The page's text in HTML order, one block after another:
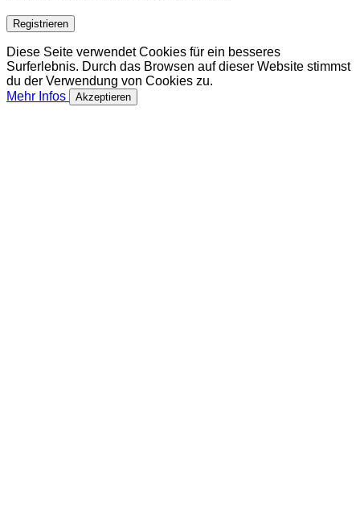
Registrieren
Diese Seite verwendet Cookies für ein besseres
Surferlebnis. Durch das Browsen auf dieser Website stimmst
du der Verwendung von Cookies zu.
Mehr Infos
Akzeptieren